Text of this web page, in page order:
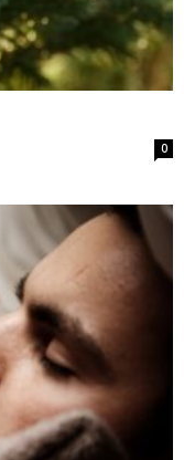
0